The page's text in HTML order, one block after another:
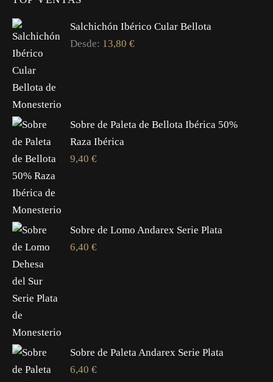
Salchichón Ibérico Cular Bellota
Desde: 13,80 €
Sobre de Paleta de Bellota Ibérica 50%
Raza Ibérica
9,40 €
Sobre de Lomo Andarex Serie Plata
6,40 €
Sobre de Paleta Andarex Serie Plata
6,40 €